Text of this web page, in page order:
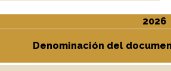
2026
Denominación del